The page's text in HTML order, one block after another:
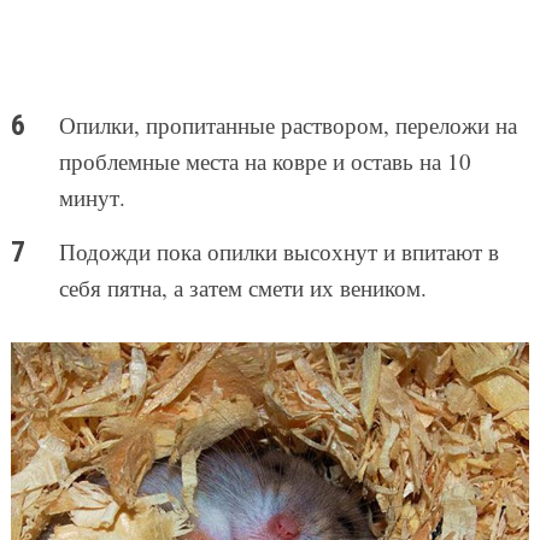
Опилки, пропитанные раствором, переложи на
проблемные места на ковре и оставь на 10
минут.
Подожди пока опилки высохнут и впитают в
себя пятна, а затем смети их веником.